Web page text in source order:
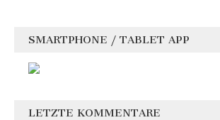
SMARTPHONE / TABLET APP
LETZTE KOMMENTARE